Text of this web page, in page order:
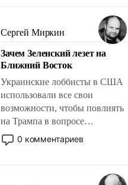
псевдонаучной фантастики,
стало всерьез обсуждаемой
идеей.
Сергей Миркин
Зачем Зеленский лезет на
Ближний Восток
Украинские лоббисты в США
использовали все свои
возможности, чтобы повлиять
на Трампа в вопросе
предоставления вооружений
своим нанимателям. Вероятно,
консультирует Киев, пришла в
0 комментариев